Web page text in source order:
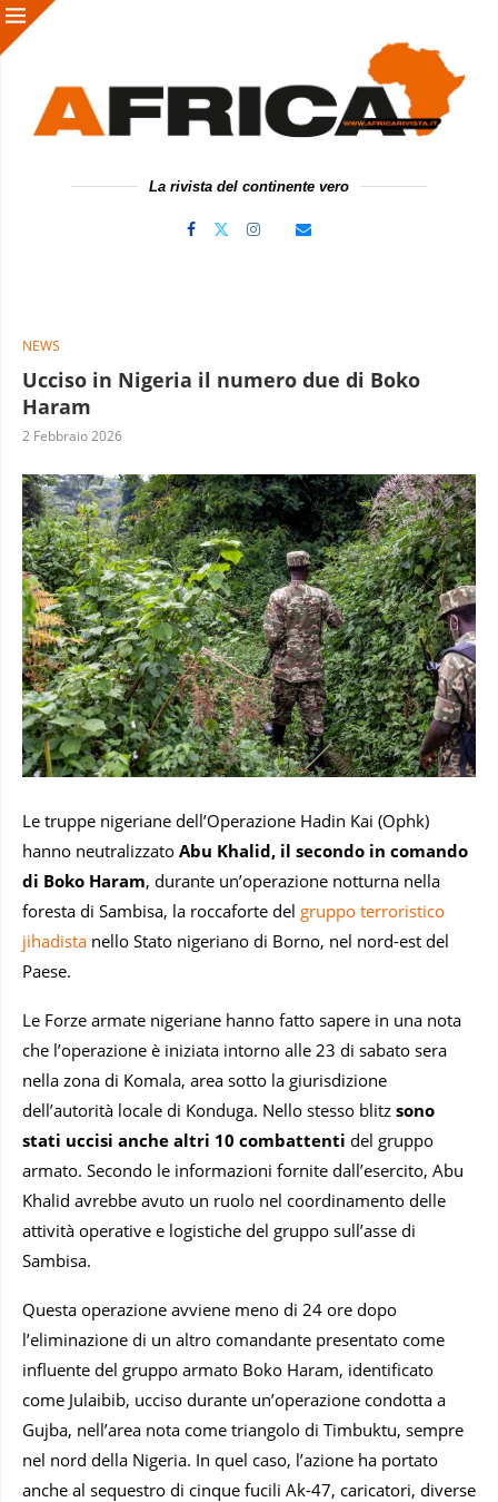
La rivista del continente vero
NEWS
Ucciso in Nigeria il numero due di Boko
Haram
2 Febbraio 2026
Le truppe nigeriane dell’Operazione Hadin Kai (Ophk)
hanno neutralizzato Abu Khalid, il secondo in comando
di Boko Haram, durante un’operazione notturna nella
foresta di Sambisa, la roccaforte del gruppo terroristico
jihadista nello Stato nigeriano di Borno, nel nord-est del
Paese.
Le Forze armate nigeriane hanno fatto sapere in una nota
che l’operazione è iniziata intorno alle 23 di sabato sera
nella zona di Komala, area sotto la giurisdizione
dell’autorità locale di Konduga. Nello stesso blitz sono
stati uccisi anche altri 10 combattenti del gruppo
armato. Secondo le informazioni fornite dall’esercito, Abu
Khalid avrebbe avuto un ruolo nel coordinamento delle
attività operative e logistiche del gruppo sull’asse di
Sambisa.
Questa operazione avviene meno di 24 ore dopo
l’eliminazione di un altro comandante presentato come
influente del gruppo armato Boko Haram, identificato
come Julaibib, ucciso durante un’operazione condotta a
Gujba, nell’area nota come triangolo di Timbuktu, sempre
nel nord della Nigeria. In quel caso, l’azione ha portato
anche al sequestro di cinque fucili Ak-47, caricatori, diverse